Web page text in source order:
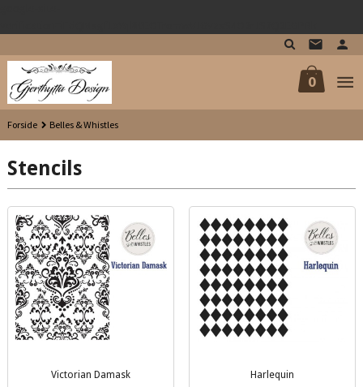
til
innholdet
0
Forside Belles & Whistles
Stencils
Victorian Damask Harlequin